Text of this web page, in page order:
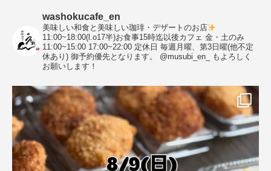
washokucafe_en
美味しい和食と美味しい珈琲・デザートのお店
11:00~18:00(l.o17半)お食事15時迄以後カフェ 金・土のみ
11:00~15:00 17:00~22:00 定休日 毎週月曜、第3日曜(他不定
休あり) 御予約優先となります。
@musubi_en_ もよろしく
お願いします！